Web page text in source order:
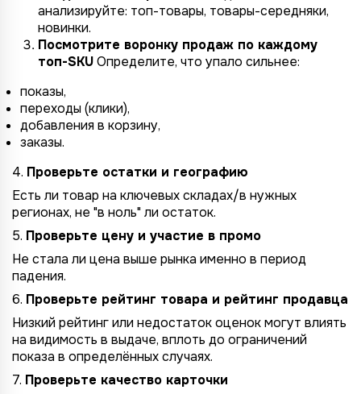
анализируйте: топ-товары, товары-середняки,
новинки.
Посмотрите воронку продаж по каждому
топ-SKUОпределите, что упало сильнее:
показы,
переходы (клики),
добавления в корзину,
заказы.
4. Проверьте остатки и географию
Есть ли товар на ключевых складах/в нужных
регионах, не "в ноль" ли остаток.
5. Проверьте цену и участие в промо
Не стала ли цена выше рынка именно в период
падения.
6. Проверьте рейтинг товара и рейтинг продавца
Низкий рейтинг или недостаток оценок могут влиять
на видимость в выдаче, вплоть до ограничений
показа в определённых случаях.
7. Проверьте качество карточки